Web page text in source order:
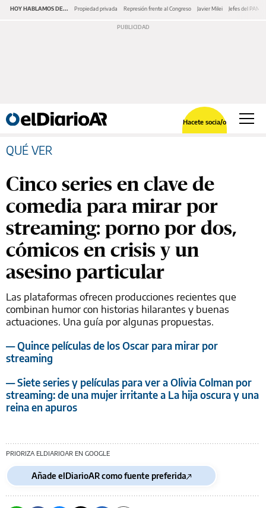
HOY HABLAMOS DE... Propiedad privada Represión frente al Congreso Javier Milei Jefes del PAMI
Hacete socia/o
QUÉ VER
Cinco series en clave de
comedia para mirar por
streaming: porno por dos,
cómicos en crisis y un
asesino particular
Las plataformas ofrecen producciones recientes que
combinan humor con historias hilarantes y buenas
actuaciones. Una guía por algunas propuestas.
— Quince películas de los Oscar para mirar por
streaming
— Siete series y películas para ver a Olivia Colman por
streaming: de una mujer irritante a La hija oscura y una
reina en apuros
PRIORIZA ELDIARIOAR EN GOOGLE
Añade elDiarioAR como fuente preferida